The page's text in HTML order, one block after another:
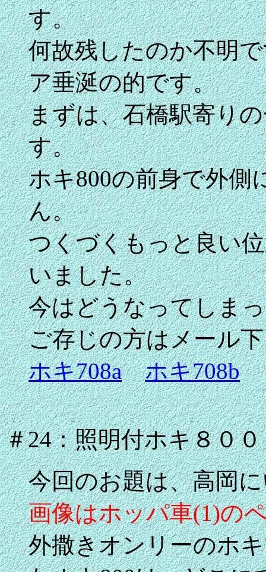
す。
何故残したのか不明
ア垂涎の的です。
まずは、石橋駅寄り
す。
ホキ800の前身で外側
ん。
つくづくもっと良い
いました。
今はどうなってしま
ご存じの方はメール
ホキ708a
ホキ708b
＃24：照明付ホキ８００
今回のお題は、高岡
画像はホッパ車(1)の
外撒きオンリーのホ